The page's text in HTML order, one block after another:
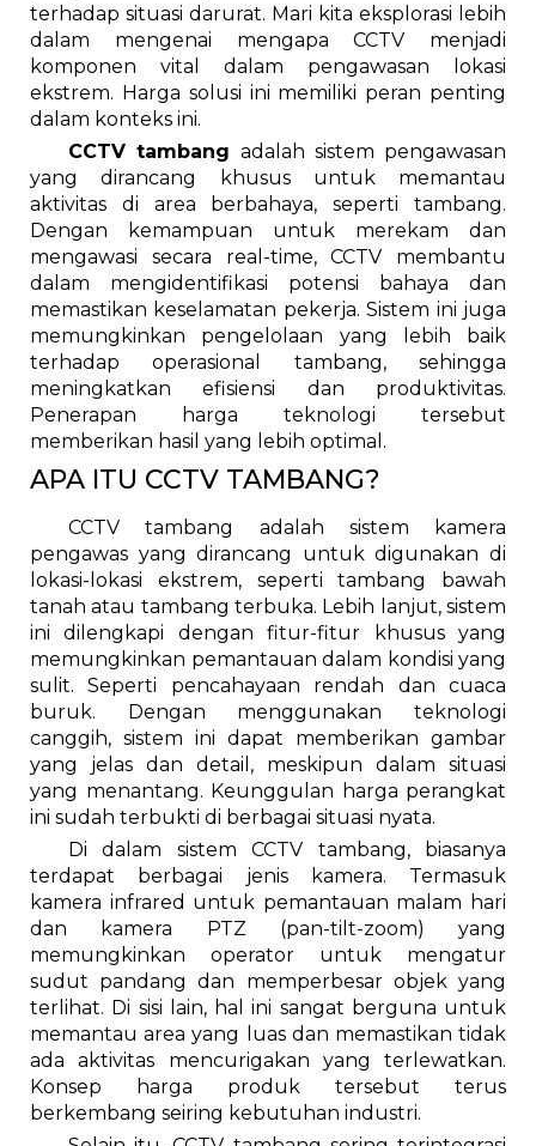
terhadap situasi darurat. Mari kita eksplorasi lebih
dalam mengenai mengapa CCTV menjadi
komponen vital dalam pengawasan lokasi
ekstrem. Harga solusi ini memiliki peran penting
dalam konteks ini.
CCTV tambang adalah sistem pengawasan
yang dirancang khusus untuk memantau
aktivitas di area berbahaya, seperti tambang.
Dengan kemampuan untuk merekam dan
mengawasi secara real-time, CCTV membantu
dalam mengidentifikasi potensi bahaya dan
memastikan keselamatan pekerja. Sistem ini juga
memungkinkan pengelolaan yang lebih baik
terhadap operasional tambang, sehingga
meningkatkan efisiensi dan produktivitas.
Penerapan harga teknologi tersebut
memberikan hasil yang lebih optimal.
APA ITU CCTV TAMBANG?
CCTV tambang adalah sistem kamera
pengawas yang dirancang untuk digunakan di
lokasi-lokasi ekstrem, seperti tambang bawah
tanah atau tambang terbuka. Lebih lanjut, sistem
ini dilengkapi dengan fitur-fitur khusus yang
memungkinkan pemantauan dalam kondisi yang
sulit. Seperti pencahayaan rendah dan cuaca
buruk. Dengan menggunakan teknologi
canggih, sistem ini dapat memberikan gambar
yang jelas dan detail, meskipun dalam situasi
yang menantang. Keunggulan harga perangkat
ini sudah terbukti di berbagai situasi nyata.
Di dalam sistem CCTV tambang, biasanya
terdapat berbagai jenis kamera. Termasuk
kamera infrared untuk pemantauan malam hari
dan kamera PTZ (pan-tilt-zoom) yang
memungkinkan operator untuk mengatur
sudut pandang dan memperbesar objek yang
terlihat. Di sisi lain, hal ini sangat berguna untuk
memantau area yang luas dan memastikan tidak
ada aktivitas mencurigakan yang terlewatkan.
Konsep harga produk tersebut terus
berkembang seiring kebutuhan industri.